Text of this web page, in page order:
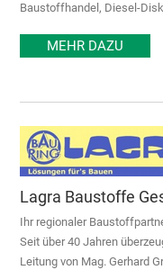
Baustoffhandel, Diesel-
MEHR DAZU
Lagra Baustoffe
Ihr regionaler
Seit über 40 Jahren
Leitung von Mag. Gerhard